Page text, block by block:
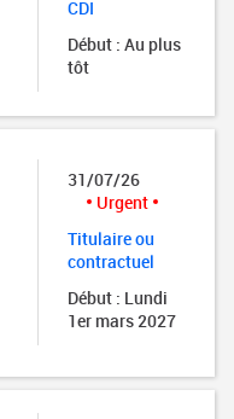
CDI
Début : Au plus
tôt
31/07/26
Urgent
Titulaire ou
contractuel
Début : Lundi
1er mars 2027